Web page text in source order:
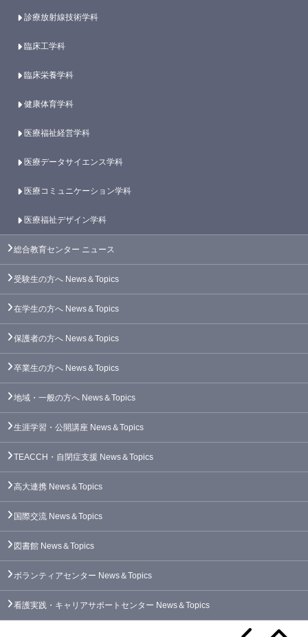
診療放射線技術学科
臨床工学科
臨床栄養学科
健康体育学科
医療福祉経営学科
医療データサイエンス学科
医療コミュニケーション学科
医療福祉デザイン学科
総合教育センター ニュース
受験生の方へ News＆Topics
在学生の方へ News＆Topics
保護者の方へ News＆Topics
卒業生の方へ News＆Topics
地域・一般の方へ News＆Topics
生涯学習・公開講座 News＆Topics
TEACCH・自閉症支援 News＆Topics
高大連携 News＆Topics
国際交流 News＆Topics
図書館 News＆Topics
ボランティアセンター News＆Topics
看護実践・キャリアサポートセンター News＆Topics